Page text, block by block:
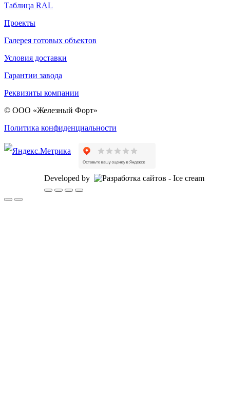
Таблица RAL
Проекты
Галерея готовых объектов
Условия доставки
Гарантии завода
Реквизиты компании
© ООО «Железный Форт»
Политика конфиденциальности
Developed by